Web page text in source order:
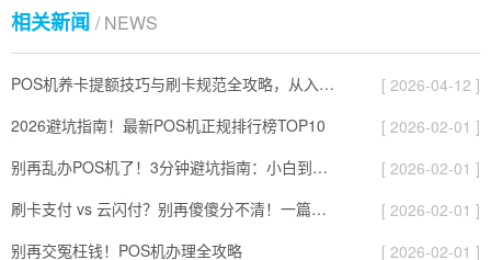
相关新闻 / NEWS
POS机养卡提额技巧与刷卡规范全攻略，从入门到精通
[ 2026-04-12 ]
2026避坑指南！最新POS机正规排行榜TOP10
[ 2026-02-01 ]
别再乱办POS机了！3分钟避坑指南：小白到高手的进阶手册
[ 2026-02-01 ]
刷卡支付 vs 云闪付？别再傻傻分不清！一篇带你搞定【省钱+便捷】支付秘籍
[ 2026-02-01 ]
别再交冤枉钱！POS机办理全攻略
[ 2026-02-01 ]